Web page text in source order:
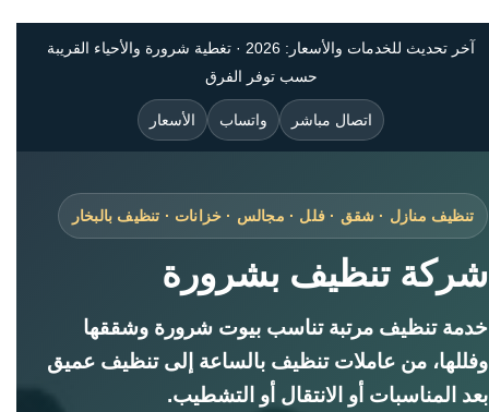
آخر تحديث للخدمات والأسعار: 2026 · تغطية شرورة والأحياء القريبة
حسب توفر الفرق
اتصال مباشر واتساب الأسعار
تنظيف منازل · شقق · فلل · مجالس · خزانات · تنظيف بالبخار
شركة تنظيف بشرورة
خدمة تنظيف مرتبة تناسب بيوت شرورة وشققها
وفللها، من عاملات تنظيف بالساعة إلى تنظيف عميق
بعد المناسبات أو الانتقال أو التشطيب.